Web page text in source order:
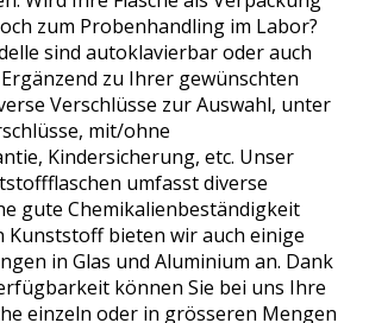
zum Probenhandling im Labor?
sind autoklavierbar oder auch
zu Ihrer gewünschten
Verschlüsse zur Auswahl, unter
mit/ohne
Kindersicherung, etc. Unser
umfasst diverse
gute Chemikalienbeständigkeit
Kunststoff bieten wir auch einige
in Glas und Aluminium an. Dank
können Sie bei uns Ihre
einzeln oder in grösseren Mengen